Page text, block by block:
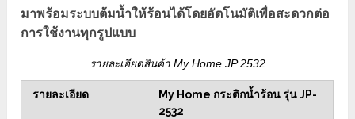
มาพร้อมระบบต้มน้ำให้ร้อนได้โดยอัตโนมัติเพื่อสะดวกต่อ
การใช้งานทุกรูปแบบ
รายละเอียดสินค้า My Home JP 2532
รายละเอียด
My Home กระติกน้ำร้อน รุ่น JP-
2532